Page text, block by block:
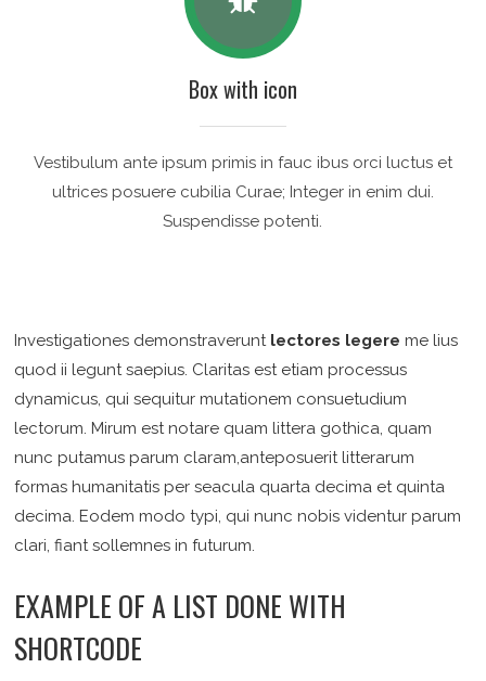
Box with icon
Vestibulum ante ipsum primis in fauc ibus orci luctus et
ultrices posuere cubilia Curae; Integer in enim dui.
Suspendisse potenti.
Investigationes demonstraverunt lectores legere me lius
quod ii legunt saepius. Claritas est etiam processus
dynamicus, qui sequitur mutationem consuetudium
lectorum. Mirum est notare quam littera gothica, quam
nunc putamus parum claram,anteposuerit litterarum
formas humanitatis per seacula quarta decima et quinta
decima. Eodem modo typi, qui nunc nobis videntur parum
clari, fiant sollemnes in futurum.
EXAMPLE OF A LIST DONE WITH
SHORTCODE